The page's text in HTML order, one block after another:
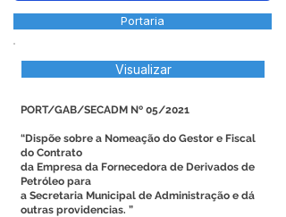
Portaria
Visualizar
PORT/GAB/SECADM Nº 05/2021
“Dispõe sobre a Nomeação do Gestor e Fiscal
do Contrato
da Empresa da Fornecedora de Derivados de
Petróleo para
a Secretaria Municipal de Administração e dá
outras providencias. ”